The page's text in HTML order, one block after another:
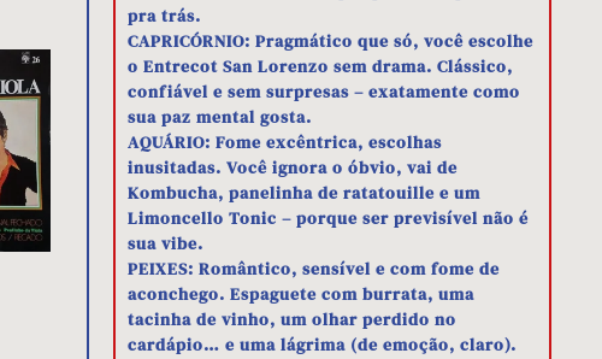
pra trás.
CAPRICÓRNIO: Pragmático que só, você escolhe
o Entrecot San Lorenzo sem drama. Clássico,
confiável e sem surpresas – exatamente como
sua paz mental gosta.
AQUÁRIO: Fome excêntrica, escolhas
inusitadas. Você ignora o óbvio, vai de
Kombucha, panelinha de ratatouille e um
Limoncello Tonic – porque ser previsível não é
sua vibe.
PEIXES: Romântico, sensível e com fome de
aconchego. Espaguete com burrata, uma
tacinha de vinho, um olhar perdido no
cardápio… e uma lágrima (de emoção, claro).